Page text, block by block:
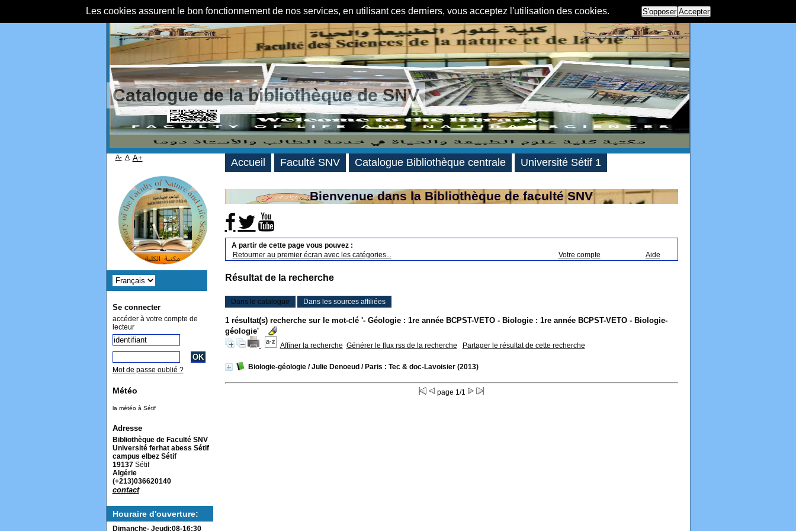
Les cookies assurent le bon fonctionnement de nos services, en utilisant ces derniers, vous acceptez l'utilisation des cookies. S'opposer Accepter
Catalogue de la bibliothèque de SNV
Bienvenue dans la Bibliothèque de faculté SNV
A partir de cette page vous pouvez :
Retourner au premier écran avec les catégories...
Votre compte Aide
Résultat de la recherche
Dans le catalogue Dans les sources affiliées
1 résultat(s) recherche sur le mot-clé '- Géologie : 1re année BCPST-VETO - Biologie : 1re année BCPST-VETO - Biologie-
géologie'
Affiner la recherche Générer le flux rss de la recherche Partager le résultat de cette recherche
Biologie-géologie/ Julie Denoeud / Paris : Tec & doc-Lavoisier (2013)
page 1/1
Accueil Faculté SNV Catalogue Bibliothèque centrale Université Sétif 1
A- A A+
Se connecter
accéder à votre compte de
lecteur
Mot de passe oublié ?
Météo
la météo à Sétif
Adresse
Bibliothèque de Faculté SNV
Université ferhat abess Sétif
campus elbez Sétif
19137Sétif
Algérie
(+213)036620140
contact
Houraire d'ouverture:
Dimanche- Jeudi:08-16:30